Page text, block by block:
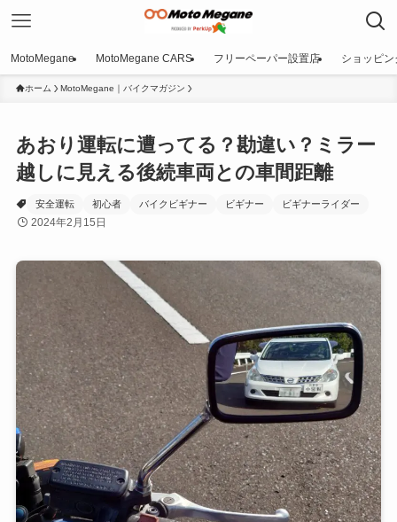
MotoMegane MotoMegane CARS フリーペーパー設置店 ショッピン
ホーム MotoMegane｜バイクマガジン
あおり運転に遭ってる？勘違い？ミラー
越しに見える後続車両との車間距離
安全運転 初心者 バイクビギナー ビギナー ビギナーライダー
2024年2月15日